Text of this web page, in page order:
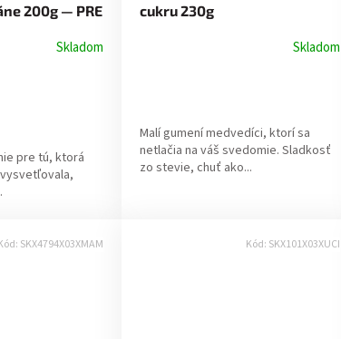
200g — PRE
Skladom
pre tú, ktorá
cukru 230g
Skladom
Malí gumení medvedíci, ktorí sa
netlačia na váš svedomie. Sladkosť
zo stevie, chuť ako...
SKX4794X03XMAM Kód: SKX101X03XUCI